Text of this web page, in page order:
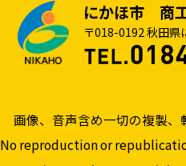
にかほ市 商
〒018-0192 秋田県
画像、音声含め一切の複製、
No reproduction or